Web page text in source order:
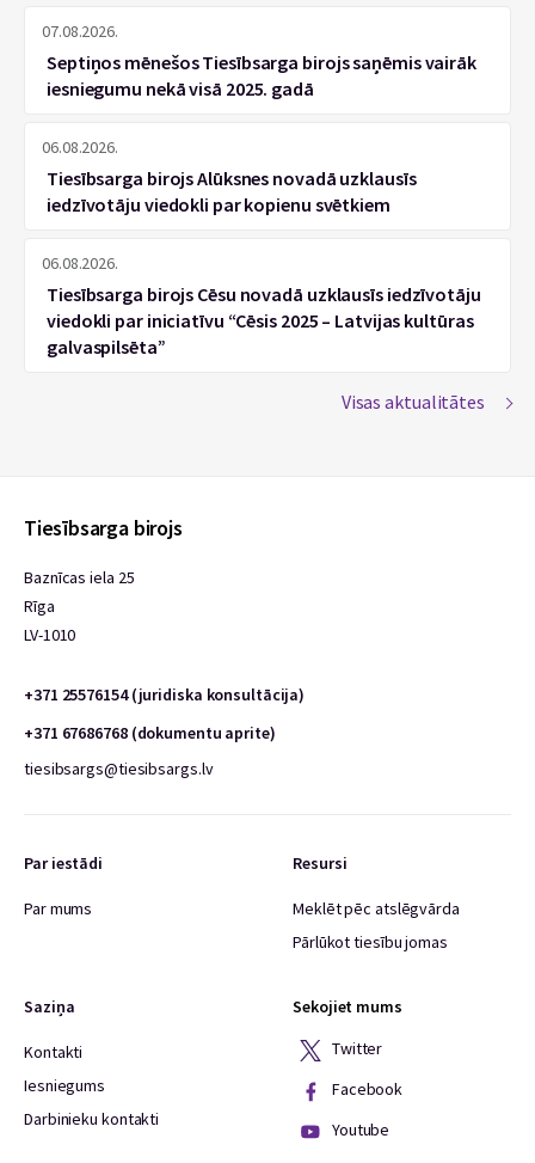
07.08.2026.
Septiņos mēnešos Tiesībsarga birojs saņēmis vairāk
iesniegumu nekā visā 2025. gadā
06.08.2026.
Tiesībsarga birojs Alūksnes novadā uzklausīs
iedzīvotāju viedokli par kopienu svētkiem
06.08.2026.
Tiesībsarga birojs Cēsu novadā uzklausīs iedzīvotāju
viedokli par iniciatīvu “Cēsis 2025 – Latvijas kultūras
galvaspilsēta”
Visas aktualitātes
Tiesībsarga birojs
Baznīcas iela 25
Rīga
LV-1010
+371 25576154 (juridiska konsultācija)
+371 67686768 (dokumentu aprite)
tiesibsargs@tiesibsargs.lv
Par iestādi
Par mums
Resursi
Meklēt pēc atslēgvārda
Pārlūkot tiesību jomas
Saziņa
Kontakti
Iesniegums
Darbinieku kontakti
Sekojiet mums
Twitter
Facebook
Youtube